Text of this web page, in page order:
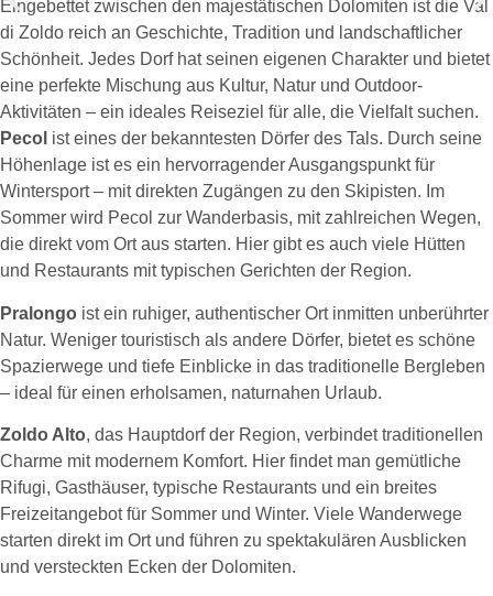
Eingebettet zwischen den majestätischen Dolomiten ist die Val
di Zoldo reich an Geschichte, Tradition und landschaftlicher
Schönheit. Jedes Dorf hat seinen eigenen Charakter und bietet
eine perfekte Mischung aus Kultur, Natur und Outdoor-
Aktivitäten – ein ideales Reiseziel für alle, die Vielfalt suchen.
Pecol ist eines der bekanntesten Dörfer des Tals. Durch seine
Höhenlage ist es ein hervorragender Ausgangspunkt für
Wintersport – mit direkten Zugängen zu den Skipisten. Im
Sommer wird Pecol zur Wanderbasis, mit zahlreichen Wegen,
die direkt vom Ort aus starten. Hier gibt es auch viele Hütten
und Restaurants mit typischen Gerichten der Region.
Pralongo ist ein ruhiger, authentischer Ort inmitten unberührter
Natur. Weniger touristisch als andere Dörfer, bietet es schöne
Spazierwege und tiefe Einblicke in das traditionelle Bergleben
– ideal für einen erholsamen, naturnahen Urlaub.
Zoldo Alto, das Hauptdorf der Region, verbindet traditionellen
Charme mit modernem Komfort. Hier findet man gemütliche
Rifugi, Gasthäuser, typische Restaurants und ein breites
Freizeitangebot für Sommer und Winter. Viele Wanderwege
starten direkt im Ort und führen zu spektakulären Ausblicken
und versteckten Ecken der Dolomiten.